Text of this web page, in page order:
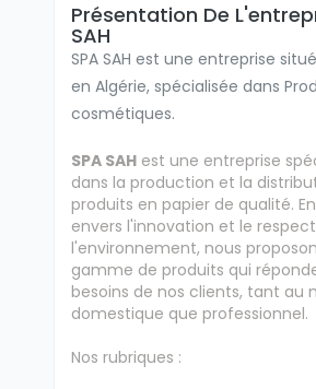
Présentation De
SAH
SPA SAH est une entreprise
en Algérie, spécialisée dans
cosmétiques.
SPA SAH est une entreprise
dans la production et la
produits en papier de qualité.
envers l'innovation et le
l'environnement, nous
gamme de produits qui
besoins de nos clients, tant au
domestique que professionnel.
Nos rubriques :